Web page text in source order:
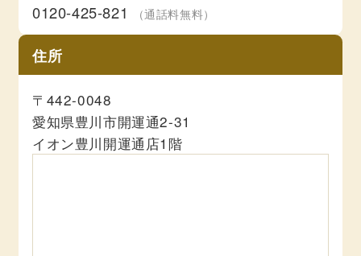
0120-425-821 （通話料無料）
住所
〒442-0048
愛知県豊川市開運通2-31
イオン豊川開運通店1階